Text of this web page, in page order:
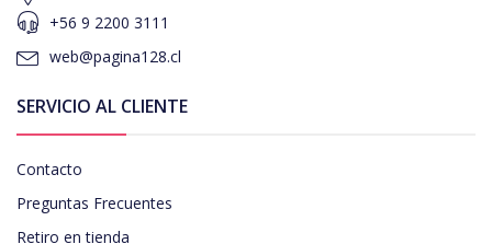
+56 9 2200 3111
web@pagina128.cl
SERVICIO AL CLIENTE
Contacto
Preguntas Frecuentes
Retiro en tienda